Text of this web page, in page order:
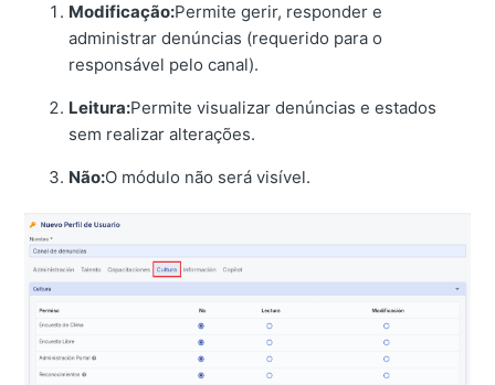
Modificação:Permite gerir, responder e
administrar denúncias (requerido para o
responsável pelo canal).
Leitura:Permite visualizar denúncias e estados
sem realizar alterações.
Não:O módulo não será visível.